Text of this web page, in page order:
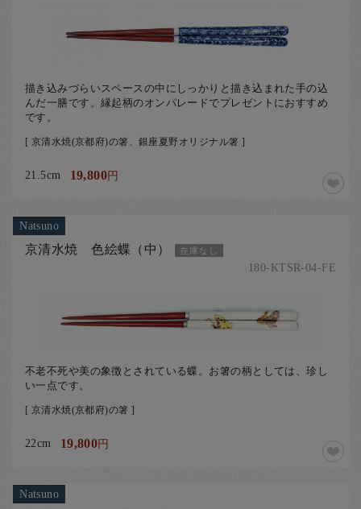
描き込みづらいスペースの中にしっかりと描き込まれた手の込
んだ一膳です。縁起柄のオンパレードでプレゼントにおすすめ
です。
[ 京清水焼(京都府)の箸、銀座夏野オリジナル箸 ]
21.5cm 19,800円
Natsuno
京清水焼 色絵蝶（中） 在庫なし
180-KTSR-04-FE
不老不死や美の象徴とされている蝶。お箸の柄としては、珍し
い一点です。
[ 京清水焼(京都府)の箸 ]
22cm 19,800円
Natsuno